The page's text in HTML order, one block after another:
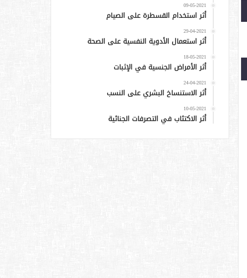
09-05-2021
أثر استخدام القسطرة على الصيام
29-04-2021
أثر استعمال الأدوية النفسية على الصحة
18-05-2021
أثر الأمراض الجنسية في الإثبات
24-04-2021
أثر الاستنساخ البشري على النسب
10-05-2021
أثر الاكتئاب في التصرفات الجنائية